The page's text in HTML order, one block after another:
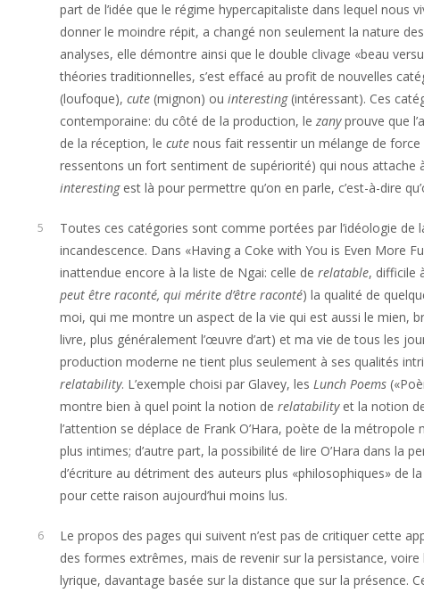
part de l’idée que le régime hypercapitaliste dans lequel
donner le moindre répit, a changé non seulement la nature
analyses, elle démontre ainsi que le double clivage «beau
théories traditionnelles, s’est effacé au profit de nouvelles
(loufoque),cute (mignon) ouinteresting(intéressant). Ces
contemporaine: du côté de la production, lezanyprouve que
de la réception, lecute nous fait ressentir un mélange de
ressentons un fort sentiment de supériorité) qui nous attache
interestingest là pour permettre qu’on en parle, c’est-à-dire
5
Toutes ces catégories sont comme portées par l’idéologie de
incandescence. Dans «Having a Coke with You is Even More
inattendue encore à la liste de Ngai: celle derelatable, difficile
peut être raconté, qui mérite d’être raconté) la qualité de
moi, qui me montre un aspect de la vie qui est aussi le mien,
livre, plus généralement l’œuvre d’art) et ma vie de tous les
production moderne ne tient plus seulement à ses qualités
relatability. L’exemple choisi par Glavey, lesLunch Poems
montre bien à quel point la notion derelatabilityet la notion de
l’attention se déplace de Frank O’Hara, poète de la
plus intimes; d’autre part, la possibilité de lire O’Hara dans la
d’écriture au détriment des auteurs plus «philosophiques»
pour cette raison aujourd’hui moins lus.
6 Le propos des pages qui suivent n’est pas de critiquer cette
des formes extrêmes, mais de revenir sur la persistance, voire
lyrique, davantage basée sur la distance que sur la présence.